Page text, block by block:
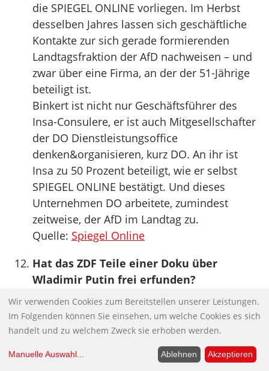
die SPIEGEL ONLINE vorliegen. Im Herbst
desselben Jahres lassen sich geschäftliche
Kontakte zur sich gerade formierenden
Landtagsfraktion der AfD nachweisen – und
zwar über eine Firma, an der der 51-Jährige
beteiligt ist.
Binkert ist nicht nur Geschäftsführer des
Insa-Consulere, er ist auch Mitgesellschafter
der DO Dienstleistungsoffice
denken&organisieren, kurz DO. An ihr ist
Insa zu 50 Prozent beteiligt, wie er selbst
SPIEGEL ONLINE bestätigt. Und dieses
Unternehmen DO arbeitete, zumindest
zeitweise, der AfD im Landtag zu.
Quelle: Spiegel Online
Hat das ZDF Teile einer Doku über
Wladimir Putin frei erfunden?
Der am vergangenen Dienstag ausgestrahlte
ZDF-Film „Machtmensch Putin“, sei keine
Dokumentation, wie vom Sender
angekündigt, sondern eine „Kino-
Schmonzette“, bei der zumindest die Episode
Wir verwenden Cookies zum Bereitstellen unserer Leistungen.
Im Folgenden können Sie einsehen, um welche Cookies es sich
handelt und zu welchem Zweck sie erhoben werden.
Manuelle Auswahl... Ablehnen Akzeptieren